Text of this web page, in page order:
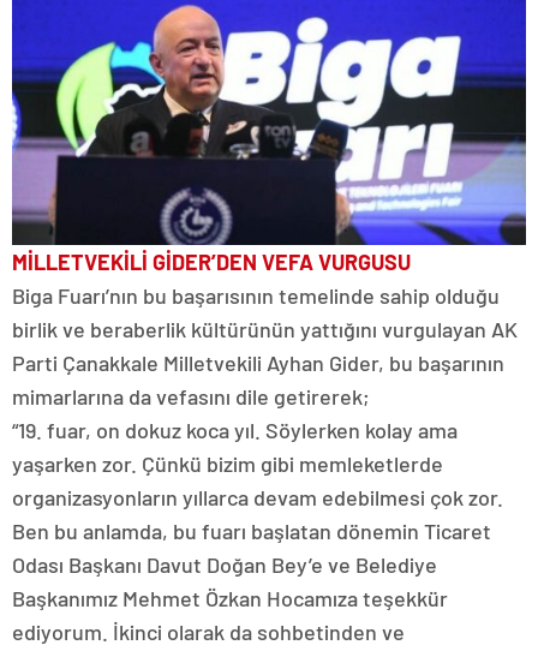
MİLLETVEKİLİ GİDER’DEN VEFA VURGUSU
Biga Fuarı’nın bu başarısının temelinde sahip olduğu
birlik ve beraberlik kültürünün yattığını vurgulayan AK
Parti Çanakkale Milletvekili Ayhan Gider, bu başarının
mimarlarına da vefasını dile getirerek;
“19. fuar, on dokuz koca yıl. Söylerken kolay ama
yaşarken zor. Çünkü bizim gibi memleketlerde
organizasyonların yıllarca devam edebilmesi çok zor.
Ben bu anlamda, bu fuarı başlatan dönemin Ticaret
Odası Başkanı Davut Doğan Bey’e ve Belediye
Başkanımız Mehmet Özkan Hocamıza teşekkür
ediyorum. İkinci olarak da sohbetinden ve